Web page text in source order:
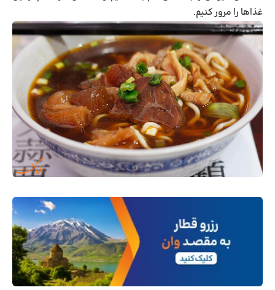
غذاها را مرور کنیم.